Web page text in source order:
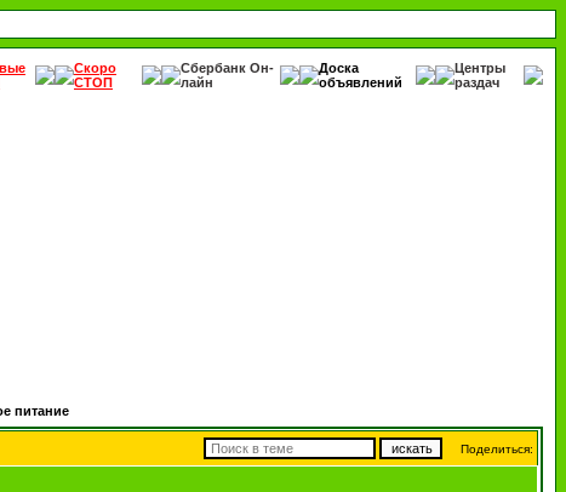
Скоро
СТОП
Сбербанк Он-
лайн
Доска
объявлений
Центры
раздач
питание
Поделиться: